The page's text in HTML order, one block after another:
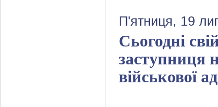
П'ятниця, 19
Сьогодні
заступниця
військової